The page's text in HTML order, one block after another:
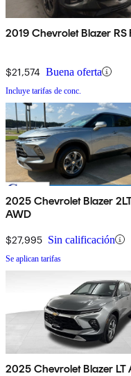
2019 Chevrolet Blazer RS
$21,574 Buena oferta
Incluye tarifas de conc.
2025 Chevrolet Blazer
AWD
$27,995 Sin calificación
Se aplican tarifas
2025 Chevrolet Blazer LT